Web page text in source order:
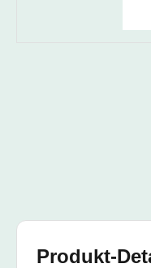
Produkt-